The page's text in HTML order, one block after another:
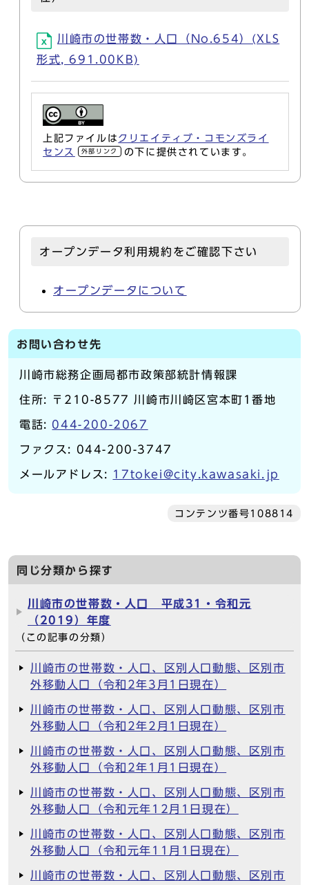
川崎市の世帯数・人口（No.654）(XLS
形式, 691.00KB)
上記ファイルは クリエイティブ・コモンズライ
センス
外部リンク の下に提供されています。
オープンデータ利用規約をご確認下さい
オープンデータについて
お問い合わせ先
川崎市総務企画局都市政策部統計情報課
住所: 〒210-8577 川崎市川崎区宮本町1番地
電話: 044-200-2067
ファクス: 044-200-3747
メールアドレス: 17tokei@city.kawasaki.jp
コンテンツ番号108814
同じ分類から探す
川崎市の世帯数・人口 平成31・令和元
（2019）年度
（この記事の分類）
川崎市の世帯数・人口、区別人口動態、区別市
外移動人口（令和2年3月1日現在）
川崎市の世帯数・人口、区別人口動態、区別市
外移動人口（令和2年2月1日現在）
川崎市の世帯数・人口、区別人口動態、区別市
外移動人口（令和2年1月1日現在）
川崎市の世帯数・人口、区別人口動態、区別市
外移動人口（令和元年12月1日現在）
川崎市の世帯数・人口、区別人口動態、区別市
外移動人口（令和元年11月1日現在）
川崎市の世帯数・人口、区別人口動態、区別市